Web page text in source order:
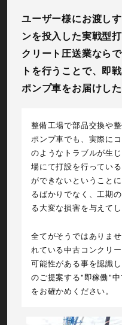
ユーザー様にお渡し
ンを投入した実戦型
クリート圧送業なら
トを行うことで、即
ポンプ車をお届けし
整備工場で部品交換や
ポンプ車でも、実際に
のようなトラブルが生
場にて打設を行ってい
ができないということ
るばかりでなく、工期
る大変な損害を与えて
全てがそうではありま
れている中古コンクリ
可能性がある事を認識
のご提案する"即稼働"
をお確かめください。